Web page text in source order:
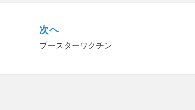
次ヘ
ブースターワクチン